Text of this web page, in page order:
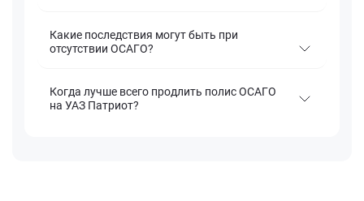
Какие последствия могут быть при
отсутствии ОСАГО?
Когда лучше всего продлить полис ОСАГО
на УАЗ Патриот?